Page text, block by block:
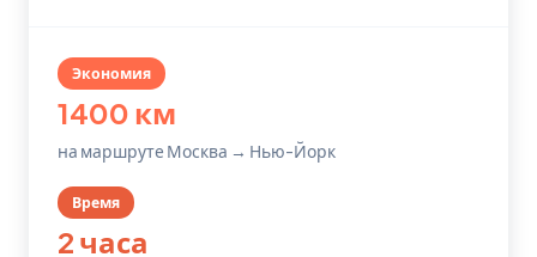
Экономия
1400 км
на маршруте Москва → Нью-Йорк
Время
2 часа